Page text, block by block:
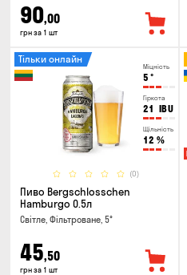
90,00
грн за 1 шт
Міцність
5 °
Гіркота
21 IBU
Щільність
12 %
(0)
Тільки онлайн
Пиво Bergschlosschen
Hamburgo 0.5л
Світле, Фільтроване, 5°
45,50
грн за 1 шт